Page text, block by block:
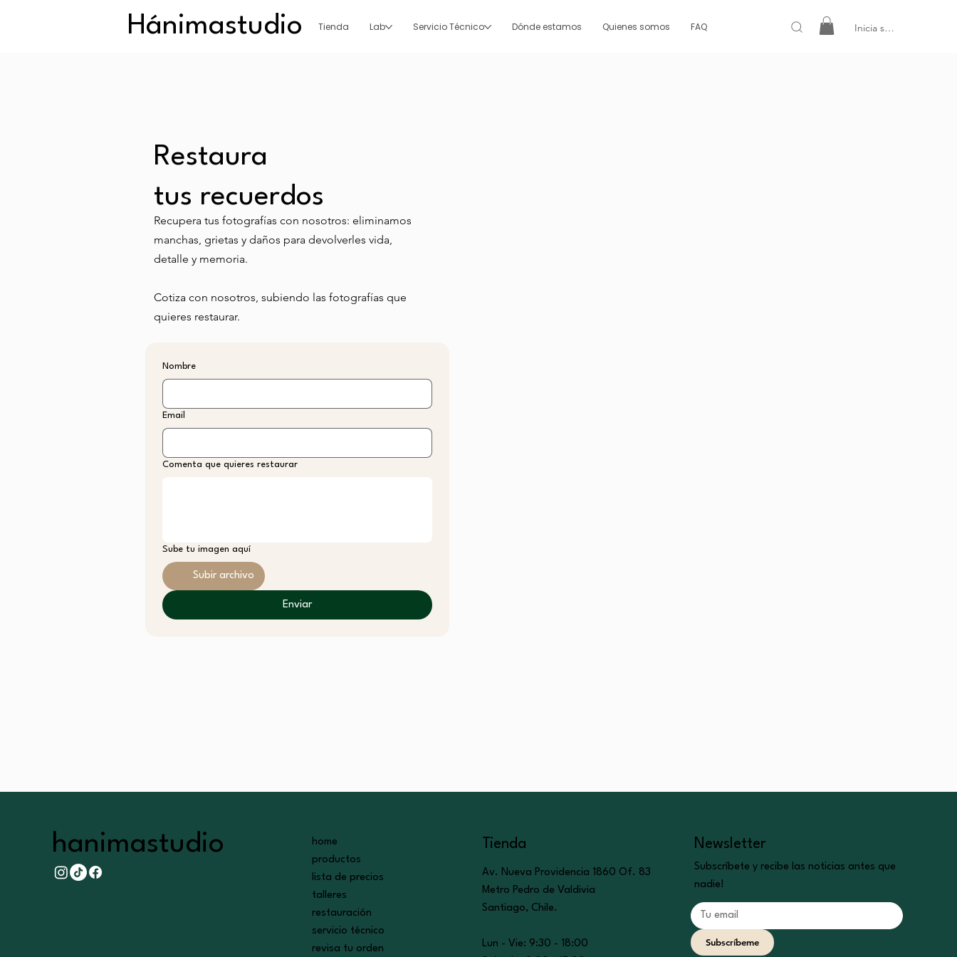
Hánimastudio Tienda Lab Servicio Técnico Dónde estamos Quienes somos FAQ Inicia sesión
Restaura
tus recuerdos
Recupera tus fotografías con nosotros: eliminamos
manchas, grietas y daños para devolverles vida,
detalle y memoria.
Cotiza con nosotros, subiendo las fotografías que
quieres restaurar.
Nombre
Email
Comenta que quieres restaurar
Sube tu imagen aquí
Subir archivo
Enviar
Newsletter
Subscríbete y recibe las noticias antes que
nadie!
Subscríbeme
home
productos
lista de precios
talleres
restauración
servicio técnico
revisa tu orden
hanimastudio Tienda
Av. Nueva Providencia 1860 Of. 83
Metro Pedro de Valdivia
Santiago, Chile.
Lun - Vie: 9:30 - 18:00